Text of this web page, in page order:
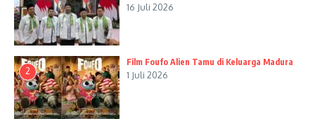
16 Juli 2026
2
Film Foufo Alien Tamu di Keluarga Madura
1 Juli 2026